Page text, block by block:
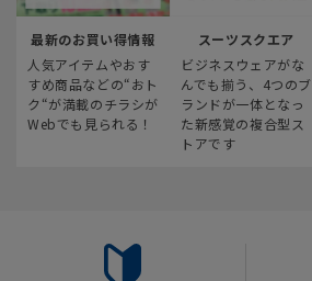
最新のお買い得情報
人気アイテムやおす
すめ商品などの“おト
ク“が満載のチラシが
Webでも見られる！
スーツスクエア
ビジネスウェアがな
んでも揃う、4つのブ
ランドが一体となっ
た新感覚の複合型ス
トアです